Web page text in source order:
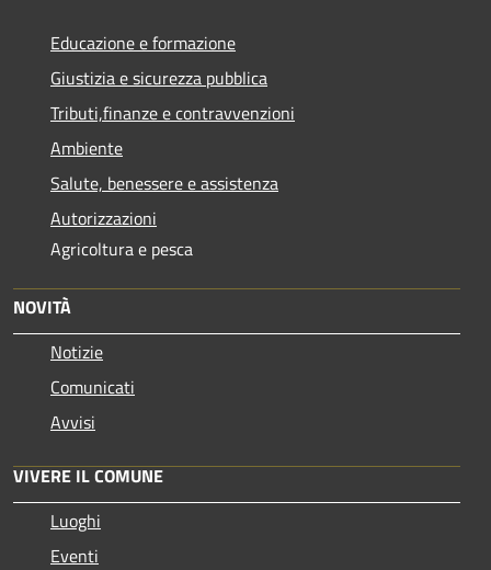
Educazione e formazione
Giustizia e sicurezza pubblica
Tributi,finanze e contravvenzioni
Ambiente
Salute, benessere e assistenza
Autorizzazioni
Agricoltura e pesca
NOVITÀ
Notizie
Comunicati
Avvisi
VIVERE IL COMUNE
Luoghi
Eventi